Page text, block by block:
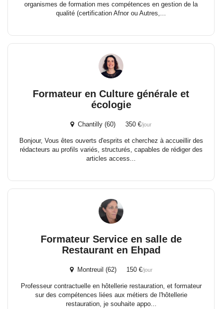
organismes de formation mes compétences en gestion de la
qualité (certification Afnor ou Autres,...
Formateur en Culture générale et
écologie
Chantilly (60) 350 €/jour
Bonjour, Vous êtes ouverts d'esprits et cherchez à accueillir des
rédacteurs au profils variés, structurés, capables de rédiger des
articles access...
Formateur Service en salle de
Restaurant en Ehpad
Montreuil (62) 150 €/jour
Professeur contractuelle en hôtellerie restauration, et formateur
sur des compétences liées aux métiers de l'hôtellerie
restauration, je souhaite appo...